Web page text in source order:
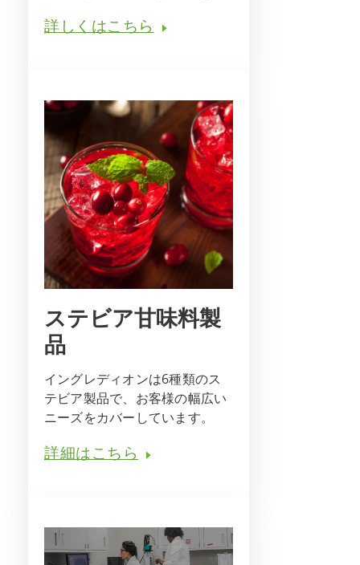
詳しくはこちら
ステビア甘味料製
品
イングレディオンは6種類のス
テビア製品で、お客様の幅広い
ニーズをカバーしています。
詳細はこちら